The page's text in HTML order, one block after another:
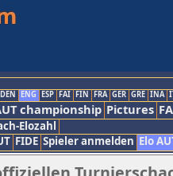
DEN ENG ESP FAI FIN FRA GER GRE INA
championship Pictures
Elozahl
FIDE Spieler anmelden Elo